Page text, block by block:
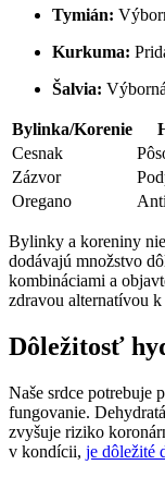
Tymián:
Kurkuma:
Šalvia:
Bylinka/Korenie
Cesnak
Zázvor
Oregano
Bylinky a koreniny
dodávajú množstvo
kombináciami a
zdravou alternatívou k
Dôležitosť
Naše srdce potrebuje
fungovanie.
zvyšuje riziko
v kondícii, je dôležité